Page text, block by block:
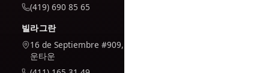
(419) 690 85 65
빌라그란
16 de Septiembre #909, 다
운타운